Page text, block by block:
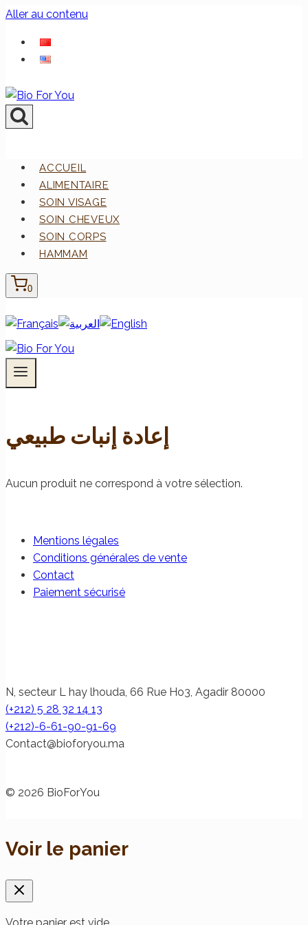
Aller au contenu
ACCUEIL
ALIMENTAIRE
SOIN VISAGE
SOIN CHEVEUX
SOIN CORPS
HAMMAM
0
إعادة إنبات طبيعي
Aucun produit ne correspond à votre sélection.
Mentions légales
Conditions générales de vente
Contact
Paiement sécurisé
N, secteur L hay lhouda, 66 Rue Ho3, Agadir 80000
(+212) 5 28 32 14 13
(+212)-6-61-90-91-69
am.uoyrofoib
@tcatnoC
© 2026 BioForYou
Voir le panier